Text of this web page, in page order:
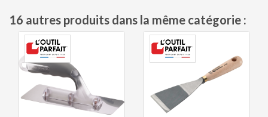
16 autres produits dans la même catégorie :